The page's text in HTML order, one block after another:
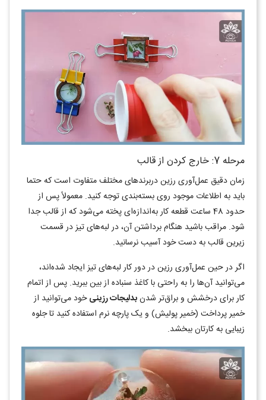
مرحله 7: خارج کردن از قالب
زمان دقیق عمل‌آوری رزین دربرندهای مختلف متفاوت است که حتما
باید به اطلاعات موجود روی بسته‌بندی توجه کنید. معمولاً پس از
حدود 48 ساعت قطعه کار به‌اندازه‌ای پخته می‌شود که از قالب جدا
شود. مراقب باشید هنگام برداشتن آن، در لبه‌های تیز در قسمت
زیرین قالب به دست خود آسیب نرسانید.
اگر در حین عمل‌آوری رزین در دور کار لبه‌های تیز ایجاد شده‌اند،
می‌توانید آن‌ها را به راحتی با کاغذ سنباده از بین ببرید. پس از اتمام
کار برای درخشش و براق‌تر شدنبدلیجات رزینیخود می‌توانید از
خمیر پرداخت (خمیر پولیش) و یک پارچه نرم استفاده کنید تا جلوه
زیبایی به کارتان ببخشد.